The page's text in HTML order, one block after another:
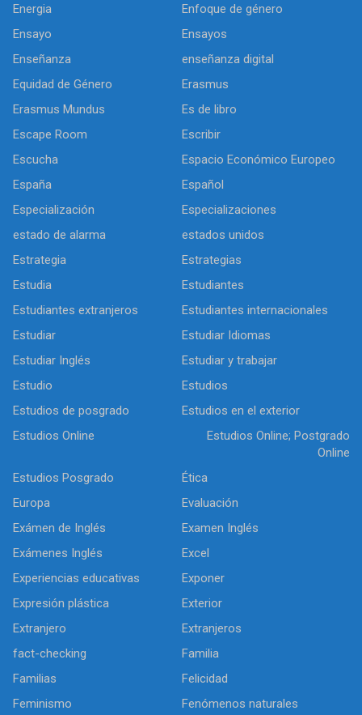
Energia
Enfoque de género
Ensayo
Ensayos
Enseñanza
enseñanza digital
Equidad de Género
Erasmus
Erasmus Mundus
Es de libro
Escape Room
Escribir
Escucha
Espacio Económico Europeo
España
Español
Especialización
Especializaciones
estado de alarma
estados unidos
Estrategia
Estrategias
Estudia
Estudiantes
Estudiantes extranjeros
Estudiantes internacionales
Estudiar
Estudiar Idiomas
Estudiar Inglés
Estudiar y trabajar
Estudio
Estudios
Estudios de posgrado
Estudios en el exterior
Estudios Online
Estudios Online; Postgrado
Online
Estudios Posgrado
Ética
Europa
Evaluación
Exámen de Inglés
Examen Inglés
Exámenes Inglés
Excel
Experiencias educativas
Exponer
Expresión plástica
Exterior
Extranjero
Extranjeros
fact-checking
Familia
Familias
Felicidad
Feminismo
Fenómenos naturales